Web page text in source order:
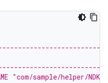
"com/sample/helper/